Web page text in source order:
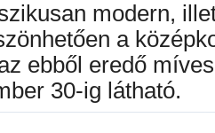
modern,
a
ebből eredő
30-ig látható.